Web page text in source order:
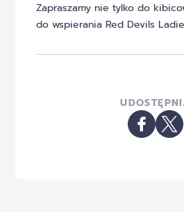
Zapraszamy nie tylko do
do wspierania Red Devils